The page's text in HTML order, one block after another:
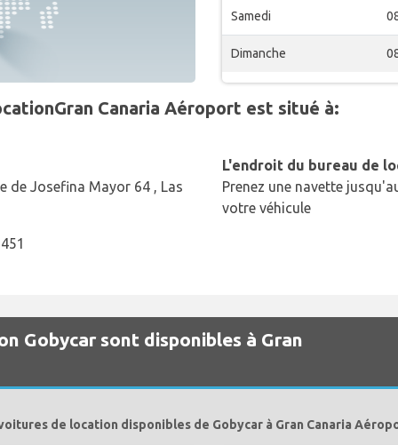
Samedi
Dimanche
Canaria Aéroport est situé à:
de Josefina Mayor 64 , Las
L'endroit du bureau de
Prenez une navette
votre véhicule
Gobycar sont disponibles à Gran
de location disponibles de Gobycar à Gran Canaria